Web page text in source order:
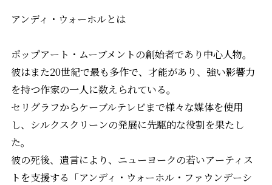
アンディ・ウォーホルとは
ポップアート・ムーブメントの創始者であり中心人物。
彼はまた20世紀で最も多作で、才能があり、強い影響力
を持つ作家の一人に数えられている。
セリグラフからケーブルテレビまで様々な媒体を使用
し、シルクスクリーンの発展に先駆的な役割を果たし
た。
彼の死後、遺言により、ニューヨークの若いアーティス
トを支援する「アンディ・ウォーホル・ファウンデーシ